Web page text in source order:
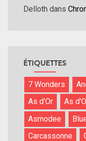
Delloth dans
ÉTIQUETTES
7 Wonders
As d'Or
As
Asmodee
Carcassonne